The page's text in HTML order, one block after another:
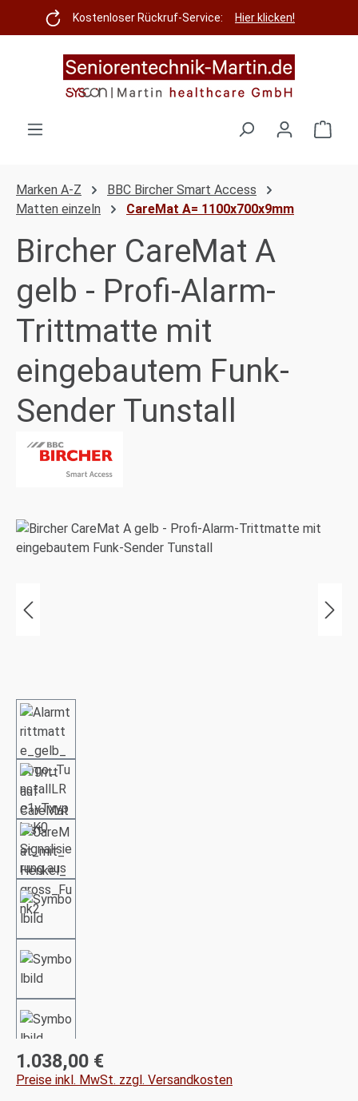
Zum Hauptinhalt springen
Kostenloser Rückruf-Service: Hier klicken!
Marken A-Z
BBC Bircher Smart Access
Matten einzeln
CareMat A= 1100x700x9mm
Bircher CareMat A
gelb - Profi-Alarm-
Trittmatte mit
eingebautem Funk-
Sender Tunstall
Bildergalerie überspringen
Regulärer Preis:
1.038,00 €
Preise inkl. MwSt. zzgl. Versandkosten